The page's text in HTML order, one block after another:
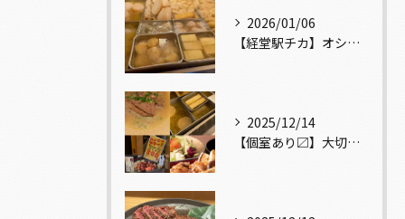
2026/01/06
【経堂駅チカ】オシャレ居酒屋🏮出汁が美味しいおでんがオススメ...
2025/12/14
【個室あり〼】大切な記念日、お祝い事でのご来店ぜひお待ちして...